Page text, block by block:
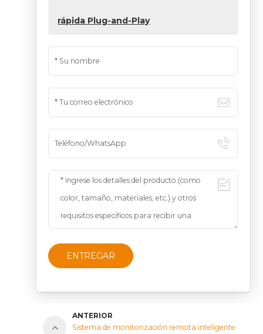
rápida Plug-and-Play
ENTREGAR
ANTERIOR
Sistema de monitorización remota inteligente